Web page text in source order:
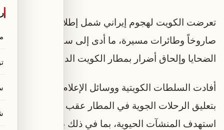
صاروخاً وطائرات مسيرة، ما أدى إلى سقوط عشرات
الضحايا وإلحاق أضرار بمطار الكويت الدولي.
أفادت السلطات الكويتية ووسائل الإعلام الرسمية
بتعليق الرحلات الجوية في المطار عقب الهجوم الذي
استهدف المنشآت الحيوية، بما في ذلك بعثات